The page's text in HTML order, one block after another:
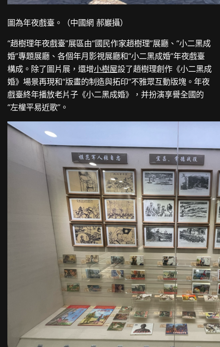
圖為年夜戲臺。（中國網 郝巖攝）
“趙樹理年夜戲臺”展區由“國民作家趙樹理”展廳、“小二黑成
婚”專題展廳、各個年月影視展廳和“小二黑成婚”年夜戲臺
構成。除了圖片展，還增小樹屋設了趙樹理創作《小二黑成
婚》場景再現和“版畫的制造與拓印”不雅眾互動版塊。年夜
戲臺終年播放老片子《小二黑成婚》，并扮演享譽全國的
“左權平易近歌”。